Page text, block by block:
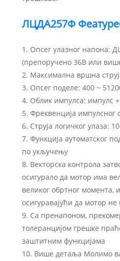
ЛЦДА257Ф
1. Опсег улазног напона:
(препоручено 36В или
2. Максимална вршна
3. Опсег поделе: 400 ~
4. Облик импулса: импулс
5. Фреквенција импулсног
6. Струја логичког улаза:
7. Функција аутоматског
по укључењу
8. Векторска контрола
осигурало да мотор има
великог обртног момента,
осигуравајући да мотор не
9. Са пренапоном,
толеранцијом грешке
заштитним функцијама
10. Више детаља Молимо